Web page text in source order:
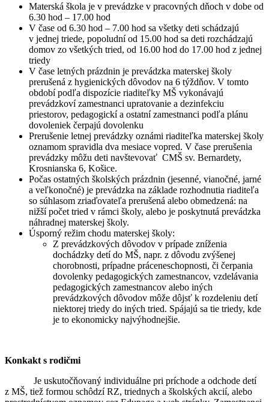
Materská škola je v prevádzke v pracovných dňoch v dobe od
6.30 hod – 17.00 hod
V čase od 6.30 hod – 7.00 hod sa všetky deti schádzajú
v jednej triede, popoludní od 15.00 hod sa deti rozchádzajú
domov zo všetkých tried, od 16.00 hod do 17.00 hod z jednej
triedy
V čase letných prázdnin je prevádzka materskej školy
prerušená z hygienických dôvodov na 6 týždňov. V tomto
období podľa dispozície riaditeľky MŠ vykonávajú
prevádzkoví zamestnanci upratovanie a dezinfekciu
priestorov, pedagogickí a ostatní zamestnanci podľa plánu
dovoleniek čerpajú dovolenku
Prerušenie letnej prevádzky oznámi riaditeľka materskej školy
oznamom spravidla dva mesiace vopred. V čase prerušenia
prevádzky môžu deti navštevovať CMŠ sv. Bernardety,
Krosnianska 6, Košice.
Počas ostatných školských prázdnin (jesenné, vianočné, jarné
a veľkonočné) je prevádzka na základe rozhodnutia riaditeľa
so súhlasom zriaďovateľa prerušená alebo obmedzená: na
nižší počet tried v rámci školy, alebo je poskytnutá prevádzka
náhradnej materskej školy.
Úsporný režim chodu materskej školy:
Z prevádzkových dôvodov v prípade zníženia
dochádzky detí do MŠ, napr. z dôvodu zvýšenej
chorobnosti, prípadne práceneschopnosti, či čerpania
dovolenky pedagogických zamestnancov, vzdelávania
pedagogických zamestnancov alebo iných
prevádzkových dôvodov môže dôjsť k rozdeleniu detí
niektorej triedy do iných tried. Spájajú sa tie triedy, kde
je to ekonomicky najvýhodnejšie.
Konkakt s rodičmi
Je uskutočňovaný individuálne pri príchode a odchode detí
z MŠ, tiež formou schôdzí RZ, triednych a školských akcií, alebo